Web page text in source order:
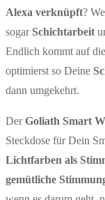
Alexa verknüpft?
sogar Schichtarbeit
Endlich kommt auf
optimierst so Deine
dann umgekehrt.
DerGoliath Smart
Steckdose für Dein
Lichtfarben als
gemütliche